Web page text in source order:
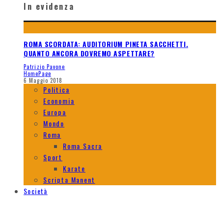
In evidenza
ROMA SCORDATA: AUDITORIUM PINETA SACCHETTI.
QUANTO ANCORA DOVREMO ASPETTARE?
Patrizio Pavone
HomePage
6 Maggio 2018
Politica
Economia
Europa
Mondo
Roma
Roma Sacra
Sport
Karate
Scripta Manent
Società